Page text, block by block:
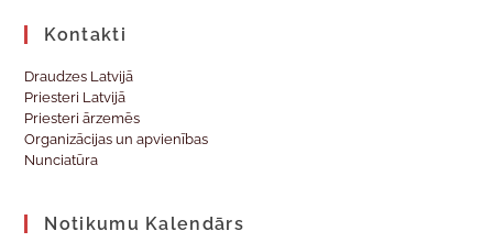
Kontakti
Draudzes Latvijā
Priesteri Latvijā
Priesteri ārzemēs
Organizācijas un apvienības
Nunciatūra
Notikumu Kalendārs